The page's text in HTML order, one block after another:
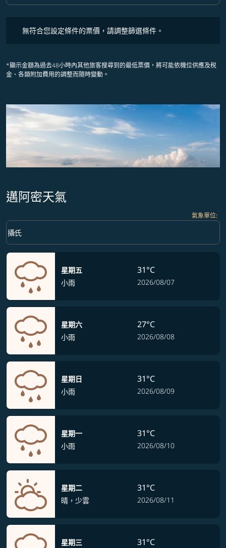
無符合您設定條件的票價，請調整篩選條件。
*顯示金額為過去48小時內其他旅客搜尋到的最低票價，將可能依機位供應及稅
金、各類附加費用的調整而隨時變動。
邁阿密天氣
氣象單位:
Weather unit option 攝氏 Selected
攝氏
keyboard_arrow_down
星期五
小雨
31°C
2026/08/07
星期六
小雨
27°C
2026/08/08
星期日
小雨
31°C
2026/08/09
星期一
小雨
31°C
2026/08/10
星期二
晴，少雲
31°C
2026/08/11
星期三
31°C